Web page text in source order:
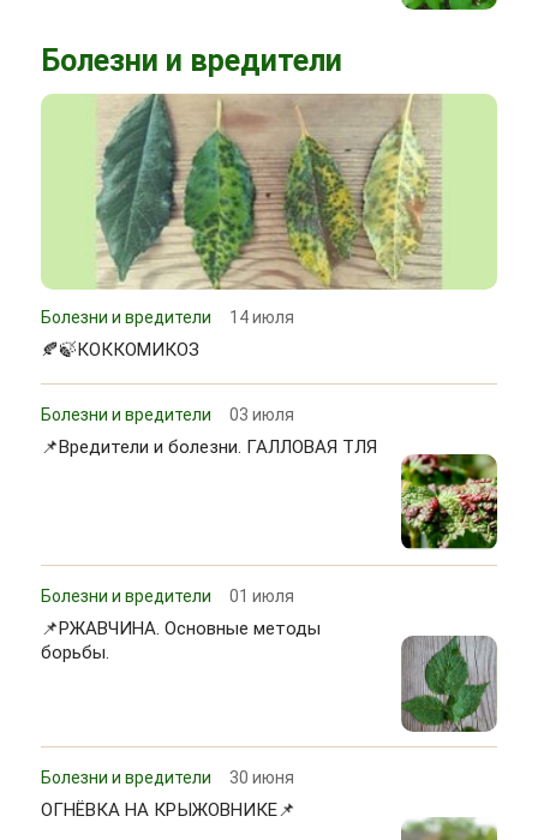
Болезни и вредители
Болезни и вредители 14 июля
🍂🍃КОККОМИКОЗ
Болезни и вредители 03 июля
📌Вредители и болезни. ГАЛЛОВАЯ ТЛЯ
Болезни и вредители 01 июля
📌РЖАВЧИНА. Основные методы
борьбы.
Болезни и вредители 30 июня
ОГНЁВКА НА КРЫЖОВНИКЕ📌